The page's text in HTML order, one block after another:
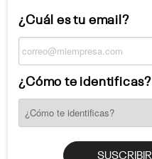
¿Cuál es tu email?
¿Cómo te identificas?